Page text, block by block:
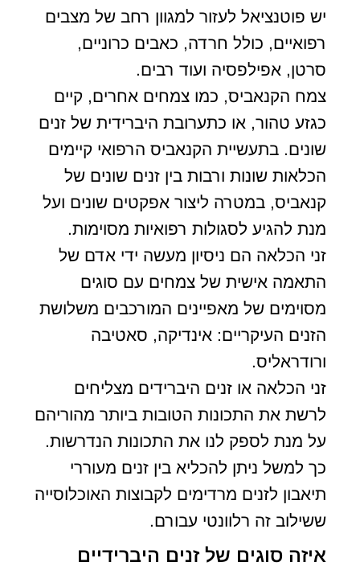
יש פוטנציאל לעזור למגוון רחב של מצבים
רפואיים, כולל חרדה, כאבים כרוניים,
סרטן, אפילפסיה ועוד רבים.
צמח הקנאביס, כמו צמחים אחרים, קיים
כגזע טהור, או כתערובת היברידית של זנים
שונים. בתעשיית הקנאביס הרפואי קיימים
הכלאות שונות ורבות בין זנים שונים של
קנאביס, במטרה ליצור אפקטים שונים ועל
מנת להגיע לסגולות רפואיות מסוימות.
זני הכלאה הם ניסיון מעשה ידי אדם של
התאמה אישית של צמחים עם סוגים
מסוימים של מאפיינים המורכבים משלושת
הזנים העיקריים: אינדיקה, סאטיבה
ורודראליס.
זני הכלאה או זנים היברידים מצליחים
לרשת את התכונות הטובות ביותר מהוריהם
על מנת לספק לנו את התכונות הנדרשות.
כך למשל ניתן להכליא בין זנים מעוררי
תיאבון לזנים מרדימים לקבוצות האוכלוסייה
ששילוב זה רלוונטי עבורם.
איזה סוגים של זנים היברידיים